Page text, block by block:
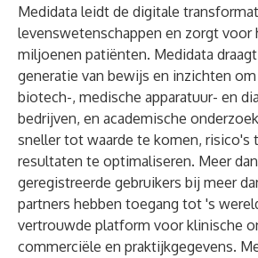
Medidata leidt de digitale
levenswetenschappen en zorgt voor
miljoenen patiënten. Medidata
generatie van bewijs en inzichten
biotech-, medische apparatuur- en
bedrijven, en academische
sneller tot waarde te komen, risico's
resultaten te optimaliseren. Meer
geregistreerde gebruikers bij meer
partners hebben toegang tot 's
vertrouwde platform voor klinische
commerciële en praktijkgegevens.